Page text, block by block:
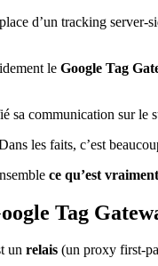
d’un tracking server-
le Google Tag
sa communication sur le
les faits, c’est
ce qu’est
Tag
un relais (un proxy first-